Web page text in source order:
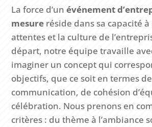
La force d’unévénement
mesure réside dans sa capacité
attentes et la culture de
départ, notre équipe travaille
imaginer un concept qui
objectifs, que ce soit en termes de
communication, de cohésion
célébration. Nous prenons en
critères : du thème à l’ambiance